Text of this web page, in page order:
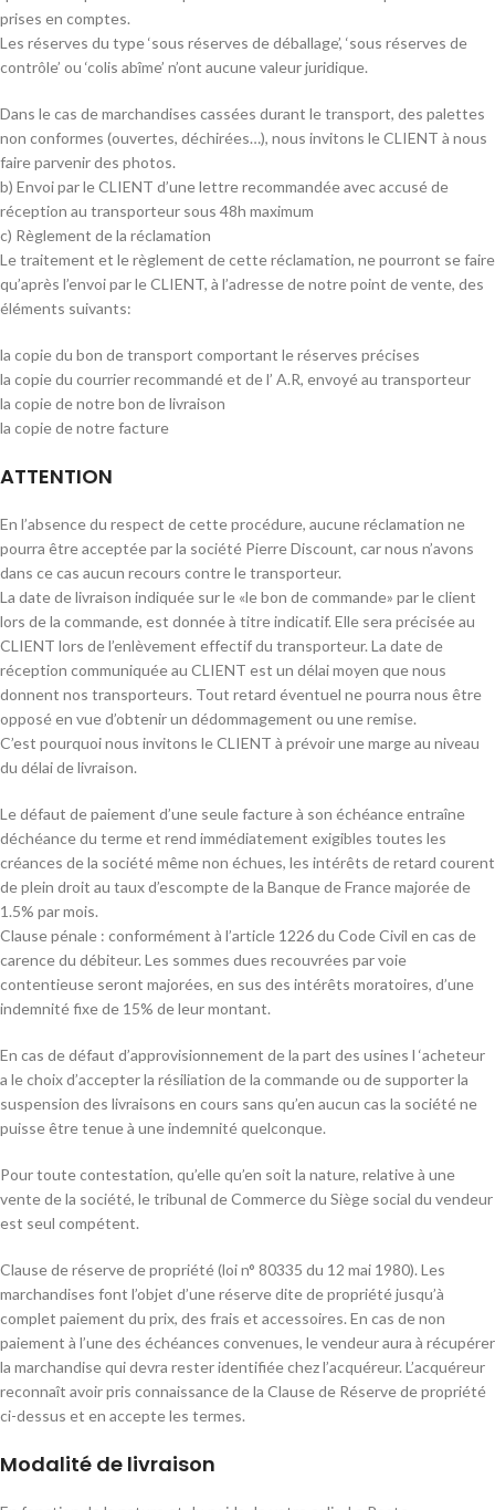
prises en comptes.
Les réserves du type ‘sous réserves de déballage’, ‘sous réserves de
contrôle’ ou ‘colis abîme’ n’ont aucune valeur juridique.
Dans le cas de marchandises cassées durant le transport, des palettes
non conformes (ouvertes, déchirées…), nous invitons le CLIENT à nous
faire parvenir des photos.
b) Envoi par le CLIENT d’une lettre recommandée avec accusé de
réception au transporteur sous 48h maximum
c) Règlement de la réclamation
Le traitement et le règlement de cette réclamation, ne pourront se faire
qu’après l’envoi par le CLIENT, à l’adresse de notre point de vente, des
éléments suivants:
la copie du bon de transport comportant le réserves précises
la copie du courrier recommandé et de l’ A.R, envoyé au transporteur
la copie de notre bon de livraison
la copie de notre facture
ATTENTION
En l’absence du respect de cette procédure, aucune réclamation ne
pourra être acceptée par la société Pierre Discount, car nous n’avons
dans ce cas aucun recours contre le transporteur.
La date de livraison indiquée sur le «le bon de commande» par le client
lors de la commande, est donnée à titre indicatif. Elle sera précisée au
CLIENT lors de l’enlèvement effectif du transporteur. La date de
réception communiquée au CLIENT est un délai moyen que nous
donnent nos transporteurs. Tout retard éventuel ne pourra nous être
opposé en vue d’obtenir un dédommagement ou une remise.
C’est pourquoi nous invitons le CLIENT à prévoir une marge au niveau
du délai de livraison.
Le défaut de paiement d’une seule facture à son échéance entraîne
déchéance du terme et rend immédiatement exigibles toutes les
créances de la société même non échues, les intérêts de retard courent
de plein droit au taux d’escompte de la Banque de France majorée de
1.5% par mois.
Clause pénale : conformément à l’article 1226 du Code Civil en cas de
carence du débiteur. Les sommes dues recouvrées par voie
contentieuse seront majorées, en sus des intérêts moratoires, d’une
indemnité fixe de 15% de leur montant.
En cas de défaut d’approvisionnement de la part des usines l ‘acheteur
a le choix d’accepter la résiliation de la commande ou de supporter la
suspension des livraisons en cours sans qu’en aucun cas la société ne
puisse être tenue à une indemnité quelconque.
Pour toute contestation, qu’elle qu’en soit la nature, relative à une
vente de la société, le tribunal de Commerce du Siège social du vendeur
est seul compétent.
Clause de réserve de propriété (loi n° 80335 du 12 mai 1980). Les
marchandises font l’objet d’une réserve dite de propriété jusqu’à
complet paiement du prix, des frais et accessoires. En cas de non
paiement à l’une des échéances convenues, le vendeur aura à récupérer
la marchandise qui devra rester identifiée chez l’acquéreur. L’acquéreur
reconnaît avoir pris connaissance de la Clause de Réserve de propriété
ci-dessus et en accepte les termes.
Modalité de livraison